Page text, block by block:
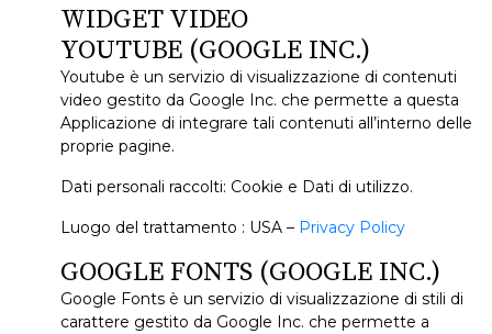
WIDGET VIDEO
YOUTUBE (GOOGLE INC.)
Youtube è un servizio di visualizzazione di contenuti
video gestito da Google Inc. che permette a questa
Applicazione di integrare tali contenuti all’interno delle
proprie pagine.
Dati personali raccolti: Cookie e Dati di utilizzo.
Luogo del trattamento : USA – Privacy Policy
GOOGLE FONTS (GOOGLE INC.)
Google Fonts è un servizio di visualizzazione di stili di
carattere gestito da Google Inc. che permette a